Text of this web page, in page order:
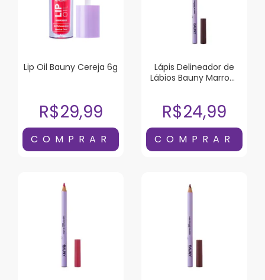
Lip Oil Bauny Cereja 6g
R$29,99
Lápis Delineador de
Lábios Bauny Marrom
R$24,99